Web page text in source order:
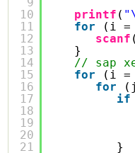
10
11
12
13
14
15
16
17
18
19
20
21
printf (
for
(i =
scanf (
}
// sap
for
(i =
for
if
}